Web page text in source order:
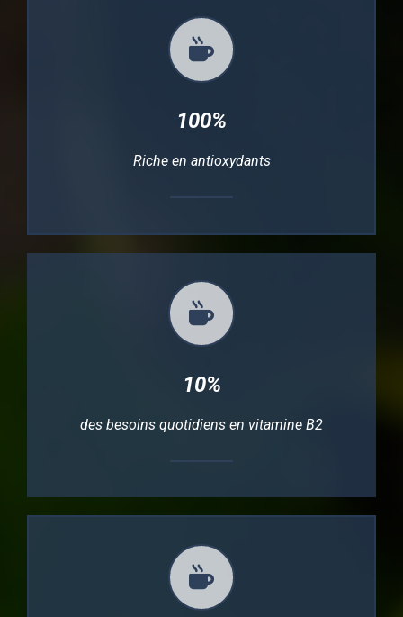
100%
Riche en antioxydants
10%
des besoins quotidiens en vitamine B2